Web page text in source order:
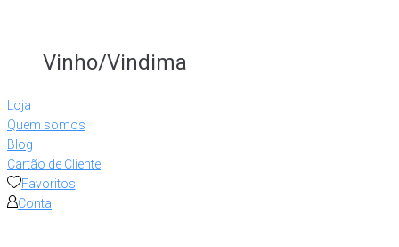
Vinho/Vindima
Loja
Quem somos
Blog
Cartão de Cliente
Favoritos
Conta